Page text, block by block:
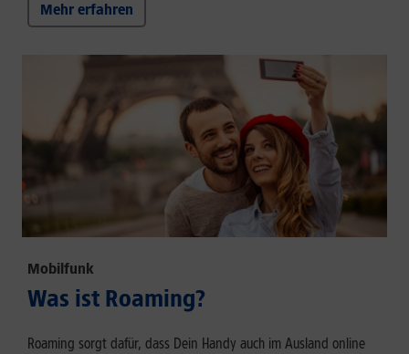
Mehr erfahren
Mobilfunk
Was ist Roaming?
Roaming sorgt dafür, dass Dein Handy auch im Ausland online